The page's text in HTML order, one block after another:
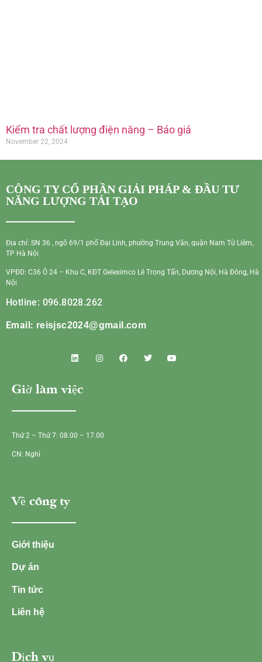
Kiểm tra chất lượng điện năng – Báo giá
November 22, 2024
CÔNG TY CỔ PHẦN GIẢI PHÁP & ĐẦU TƯ
NĂNG LƯỢNG TÁI TẠO
Địa chỉ: SN 36 , ngõ 69/1 phố Đại Linh, phường Trung Văn, quận Nam Từ Liêm,
TP Hà Nội
VPĐD: C36 Ô 24 – Khu C, KĐT Geleximco Lê Trọng Tấn, Dương Nội, Hà Đông, Hà
Nội
Hotline: 096.8028.262
Email: reisjsc2024@gmail.com
Giờ làm việc
Thứ 2 – Thứ 7: 08.00 – 17.00
CN: Nghỉ
Về công ty
Giới thiệu
Dự án
Tin tức
Liên hệ
Dịch vụ